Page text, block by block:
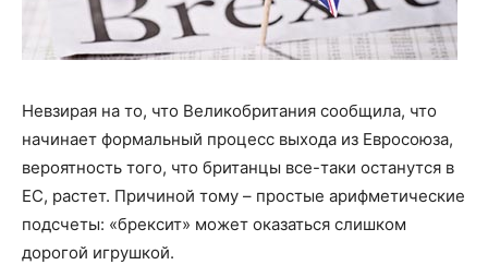
Невзирая на то, что Великобритания сообщила, что
начинает формальный процесс выхода из Евросоюза,
вероятность того, что британцы все-таки останутся в
ЕС, растет. Причиной тому – простые арифметические
подсчеты: «брексит» может оказаться слишком
дорогой игрушкой.